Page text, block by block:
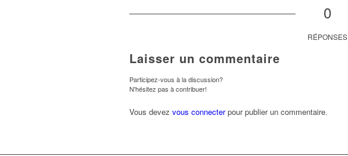
0
RÉPONSES
Laisser un commentaire
Participez-vous à la discussion?
N'hésitez pas à contribuer!
Vous devez vous connecterpour publier un commentaire.